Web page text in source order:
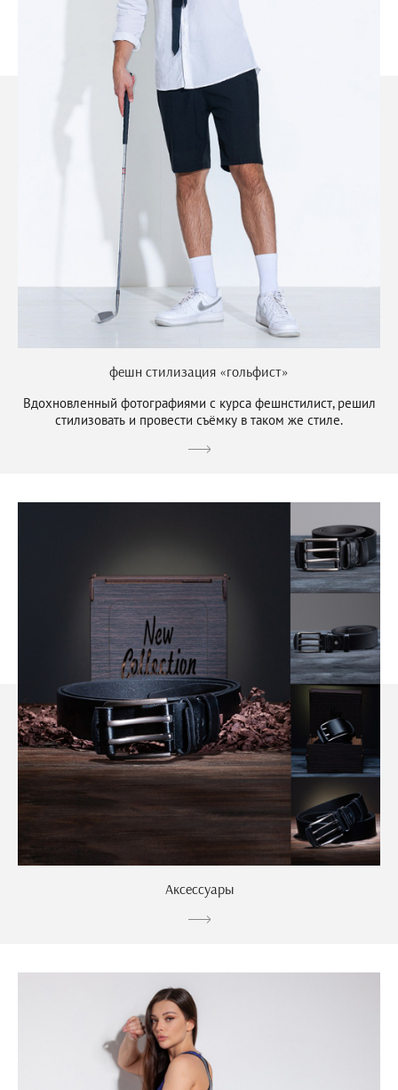
фешн стилизация «гольфист»
Вдохновленный фотографиями с курса фешнстилист, решил
стилизовать и провести съёмку в таком же стиле.
Аксессуары